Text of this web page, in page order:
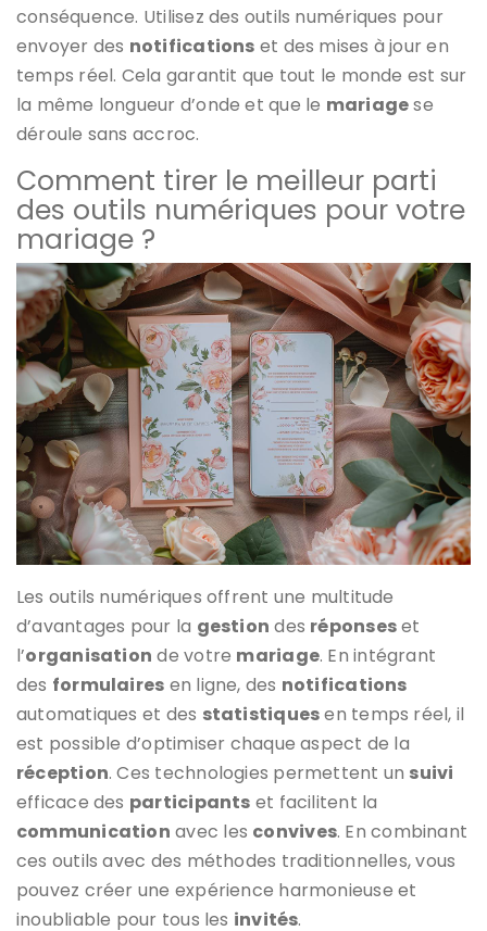
conséquence. Utilisez des outils numériques pour
envoyer des notifications et des mises à jour en
temps réel. Cela garantit que tout le monde est sur
la même longueur d’onde et que le mariagese
déroule sans accroc.
Comment tirer le meilleur parti
des outils numériques pour votre
mariage ?
Les outils numériques offrent une multitude
d’avantages pour la gestion des réponseset
l’organisation de votre mariage. En intégrant
des formulaires en ligne, des notifications
automatiques et des statistiquesen temps réel, il
est possible d’optimiser chaque aspect de la
réception. Ces technologies permettent un suivi
efficace des participants et facilitent la
communication avec les convives. En combinant
ces outils avec des méthodes traditionnelles, vous
pouvez créer une expérience harmonieuse et
inoubliable pour tous les invités.